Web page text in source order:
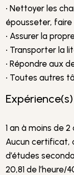
• Nettoyer les
épousseter, faire
• Assurer la
• Transporter la
• Répondre aux
• Toutes autres
1 an à moins de
Aucun certificat,
d’études
20,81 de l’heure/